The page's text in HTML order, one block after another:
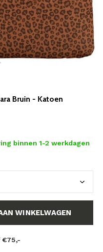
Bruin - Katoen
binnen 1-2 werkdagen
WINKELWAGEN
€75,-